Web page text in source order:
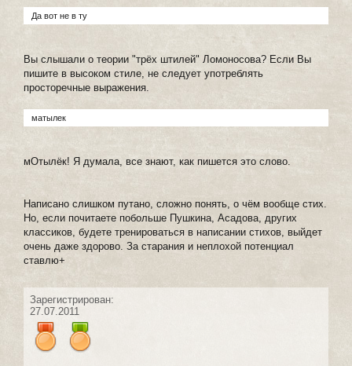
Да вот не в ту
Вы слышали о теории "трёх штилей" Ломоносова? Если Вы
пишите в высоком стиле, не следует употреблять
просторечные выражения.
матылек
мОтылёк! Я думала, все знают, как пишется это слово.
Написано слишком путано, сложно понять, о чём вообще стих.
Но, если почитаете побольше Пушкина, Асадова, других
классиков, будете тренироваться в написании стихов, выйдет
очень даже здорово. За старания и неплохой потенциал
ставлю+
Зарегистрирован:
27.07.2011